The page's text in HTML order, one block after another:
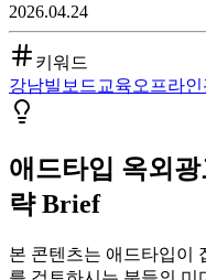
2026.04.24
키워드
강남빌보드 교육오프라인
애드타입 옥외
략 Brief
본 콘텐츠는 애드타입이